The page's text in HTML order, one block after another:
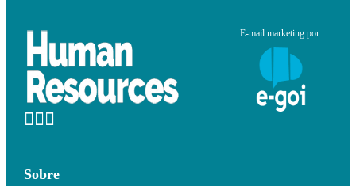
E-mail marketing por:
Sobre